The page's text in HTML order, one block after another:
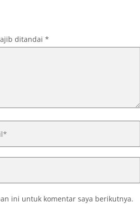
ditandai *
ini untuk komentar saya berikutnya.